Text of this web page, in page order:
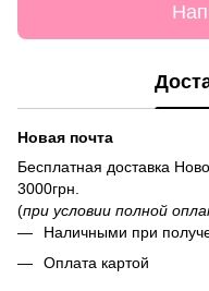
Новая почта
Бесплатная доставка
3000грн.
(при условии полной
Наличными при
Оплата картой